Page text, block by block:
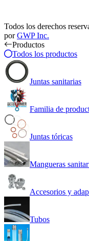
Todos los derechos
porGWP Inc.
Productos
Todos los productos
Juntas sanitarias
Familia de
Juntas tóricas
Mangueras
Accesorios y
Tubos